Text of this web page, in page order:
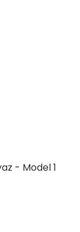
- Model 1